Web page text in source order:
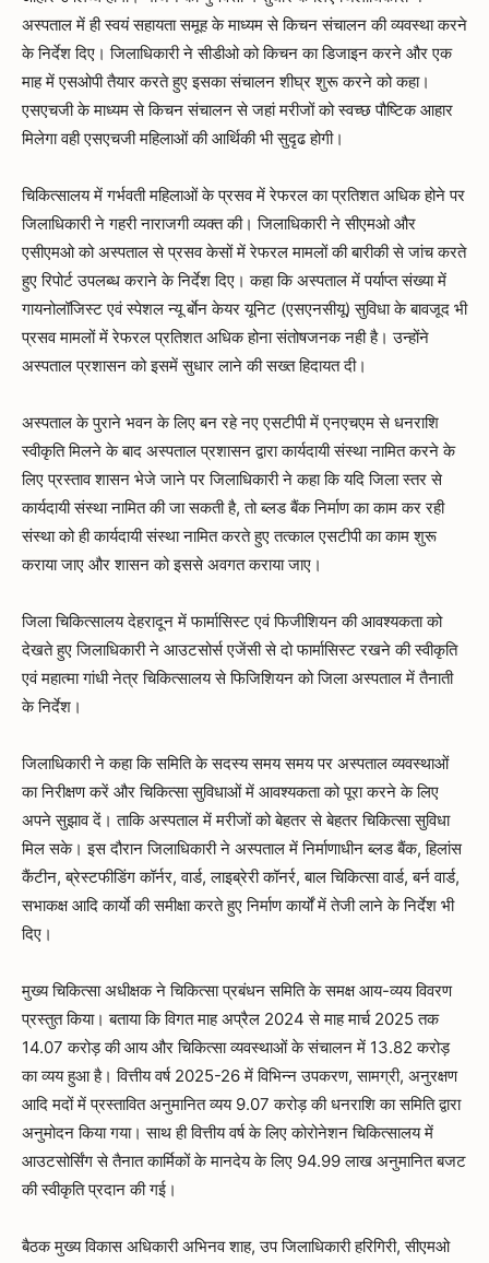
अस्पताल में ही स्वयं सहायता समूह के माध्यम से किचन संचालन की व्यवस्था करने
के निर्देश दिए। जिलाधिकारी ने सीडीओ को किचन का डिजाइन करने और एक
माह में एसओपी तैयार करते हुए इसका संचालन शीघ्र शुरू करने को कहा।
एसएचजी के माध्यम से किचन संचालन से जहां मरीजों को स्वच्छ पौष्टिक आहार
मिलेगा वही एसएचजी महिलाओं की आर्थिकी भी सुदृढ होगी।
चिकित्सालय में गर्भवती महिलाओं के प्रसव में रेफरल का प्रतिशत अधिक होने पर
जिलाधिकारी ने गहरी नाराजगी व्यक्त की। जिलाधिकारी ने सीएमओ और
एसीएमओ को अस्पताल से प्रसव केसों में रेफरल मामलों की बारीकी से जांच करते
हुए रिपोर्ट उपलब्ध कराने के निर्देश दिए। कहा कि अस्पताल में पर्याप्त संख्या में
गायनोलॉजिस्ट एवं स्पेशल न्यू र्बाेन केयर यूनिट (एसएनसीयू) सुविधा के बावजूद भी
प्रसव मामलों में रेफरल प्रतिशत अधिक होना संतोषजनक नही है। उन्होंने
अस्पताल प्रशासन को इसमें सुधार लाने की सख्त हिदायत दी।
अस्पताल के पुराने भवन के लिए बन रहे नए एसटीपी में एनएचएम से धनराशि
स्वीकृति मिलने के बाद अस्पताल प्रशासन द्वारा कार्यदायी संस्था नामित करने के
लिए प्रस्ताव शासन भेजे जाने पर जिलाधिकारी ने कहा कि यदि जिला स्तर से
कार्यदायी संस्था नामित की जा सकती है, तो ब्लड बैंक निर्माण का काम कर रही
संस्था को ही कार्यदायी संस्था नामित करते हुए तत्काल एसटीपी का काम शुरू
कराया जाए और शासन को इससे अवगत कराया जाए।
जिला चिकित्सालय देहरादून में फार्मासिस्ट एवं फिजीशियन की आवश्यकता को
देखते हुए जिलाधिकारी ने आउटसोर्स एजेंसी से दो फार्मासिस्ट रखने की स्वीकृति
एवं महात्मा गांधी नेत्र चिकित्सालय से फिजिशियन को जिला अस्पताल में तैनाती
के निर्देश।
जिलाधिकारी ने कहा कि समिति के सदस्य समय समय पर अस्पताल व्यवस्थाओं
का निरीक्षण करें और चिकित्सा सुविधाओं में आवश्यकता को पूरा करने के लिए
अपने सुझाव दें। ताकि अस्पताल में मरीजों को बेहतर से बेहतर चिकित्सा सुविधा
मिल सके। इस दौरान जिलाधिकारी ने अस्पताल में निर्माणाधीन ब्लड बैंक, हिलांस
कैंटीन, ब्रेस्टफीडिंग कॉर्नर, वार्ड, लाइब्रेरी कॉनर्र, बाल चिकित्सा वार्ड, बर्न वार्ड,
सभाकक्ष आदि कार्याे की समीक्षा करते हुए निर्माण कार्यों में तेजी लाने के निर्देश भी
दिए।
मुख्य चिकित्सा अधीक्षक ने चिकित्सा प्रबंधन समिति के समक्ष आय-व्यय विवरण
प्रस्तुत किया। बताया कि विगत माह अप्रैल 2024 से माह मार्च 2025 तक
14.07 करोड़ की आय और चिकित्सा व्यवस्थाओं के संचालन में 13.82 करोड़
का व्यय हुआ है। वित्तीय वर्ष 2025-26 में विभिन्न उपकरण, सामग्री, अनुरक्षण
आदि मदों में प्रस्तावित अनुमानित व्यय 9.07 करोड़ की धनराशि का समिति द्वारा
अनुमोदन किया गया। साथ ही वित्तीय वर्ष के लिए कोरोनेशन चिकित्सालय में
आउटसोर्सिंग से तैनात कार्मिकों के मानदेय के लिए 94.99 लाख अनुमानित बजट
की स्वीकृति प्रदान की गई।
बैठक मुख्य विकास अधिकारी अभिनव शाह, उप जिलाधिकारी हरिगिरी, सीएमओ